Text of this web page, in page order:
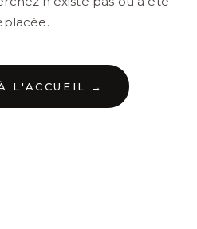
L'ACCUEIL →